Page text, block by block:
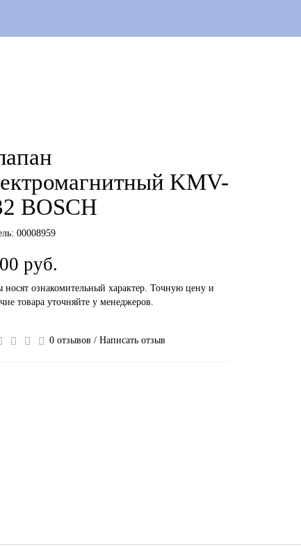
KMV-
BOSCH
00008959
руб.
носят ознакомительный характер. Точную цену и
товара уточняйте у менеджеров.
0 отзывов / Написать отзыв